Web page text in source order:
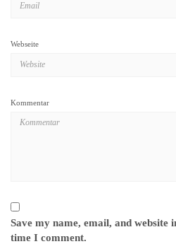
Webseite
Kommentar
Save my name, email, and website
time I comment.